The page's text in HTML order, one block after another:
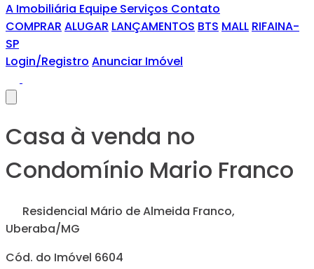
A Imobiliária Equipe Serviços Contato
COMPRAR ALUGAR LANÇAMENTOS BTS MALL RIFAINA-
SP
Login/Registro Anunciar Imóvel
Casa à venda no
Condomínio Mario Franco
Residencial Mário de Almeida Franco,
Uberaba/MG
Cód. do Imóvel 6604